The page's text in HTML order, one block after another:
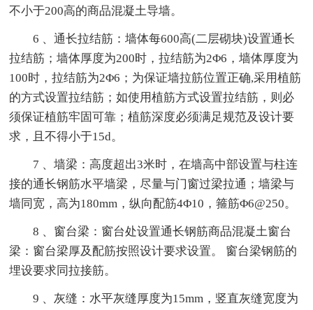
不小于200高的商品混凝土导墙。
6 、通长拉结筋：墙体每600高(二层砌块)设置通长
拉结筋；墙体厚度为200时，拉结筋为2Φ6，墙体厚度为
100时，拉结筋为2Φ6；为保证墙拉筋位置正确,采用植筋
的方式设置拉结筋；如使用植筋方式设置拉结筋，则必
须保证植筋牢固可靠；植筋深度必须满足规范及设计要
求，且不得小于15d。
7 、墙梁：高度超出3米时，在墙高中部设置与柱连
接的通长钢筋水平墙梁，尽量与门窗过梁拉通；墙梁与
墙同宽，高为180mm，纵向配筋4Φ10，箍筋Φ6@250。
8 、窗台梁：窗台处设置通长钢筋商品混凝土窗台
梁：窗台梁厚及配筋按照设计要求设置。 窗台梁钢筋的
埋设要求同拉接筋。
9 、灰缝：水平灰缝厚度为15mm，竖直灰缝宽度为